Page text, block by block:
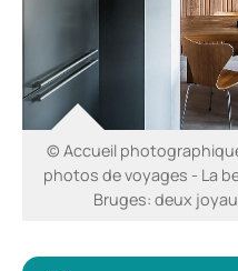
© Accueil
photos de voyages - La
Bruges: deux